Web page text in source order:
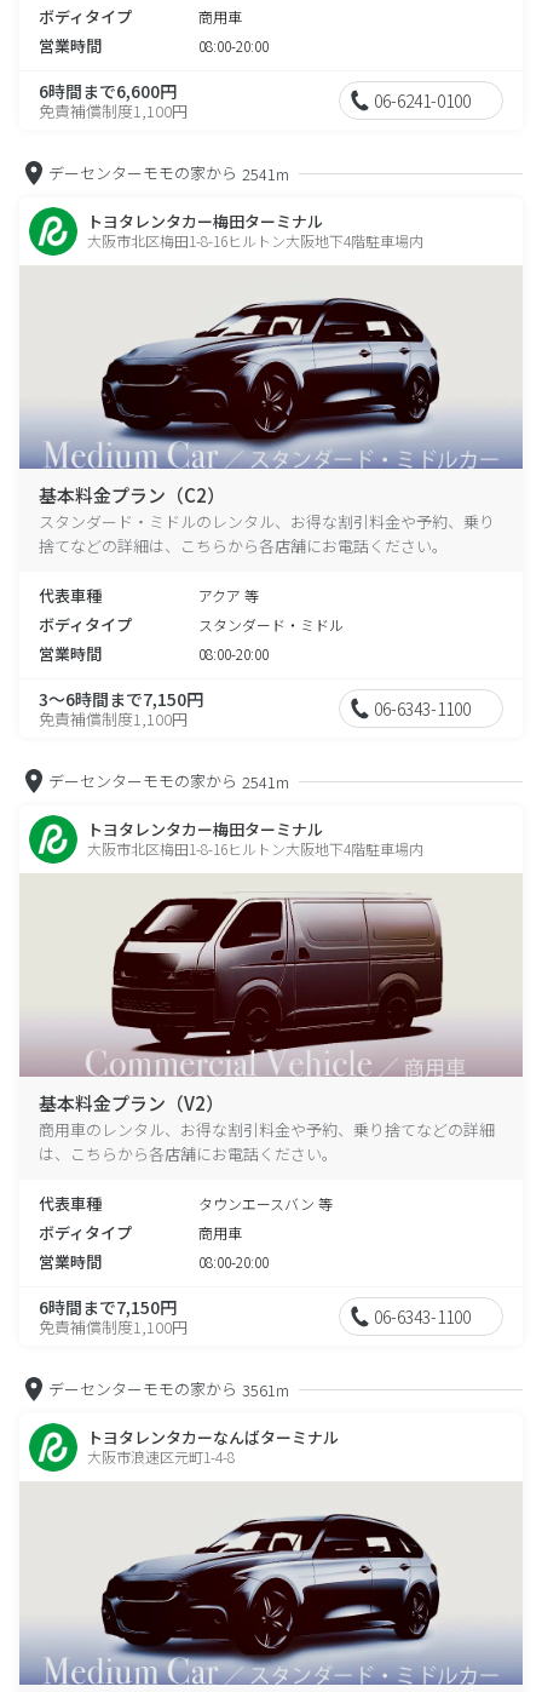
ボディタイプ 商用車
営業時間 08:00-20:00
6時間まで6,600円
免責補償制度1,100円 06-6241-0100
デーセンターモモの家から 2541m
トヨタレンタカー梅田ターミナル
大阪市北区梅田1-8-16ヒルトン大阪地下4階駐車場内
基本料金プラン（C2）
スタンダード・ミドルのレンタル、お得な割引料金や予約、乗り
捨てなどの詳細は、こちらから各店舗にお電話ください。
代表車種 アクア 等
ボディタイプ スタンダード・ミドル
営業時間 08:00-20:00
3～6時間まで7,150円
免責補償制度1,100円 06-6343-1100
デーセンターモモの家から 2541m
トヨタレンタカー梅田ターミナル
大阪市北区梅田1-8-16ヒルトン大阪地下4階駐車場内
基本料金プラン（V2）
商用車のレンタル、お得な割引料金や予約、乗り捨てなどの詳細
は、こちらから各店舗にお電話ください。
代表車種 タウンエースバン 等
ボディタイプ 商用車
営業時間 08:00-20:00
6時間まで7,150円
免責補償制度1,100円 06-6343-1100
デーセンターモモの家から 3561m
トヨタレンタカーなんばターミナル
大阪市浪速区元町1-4-8